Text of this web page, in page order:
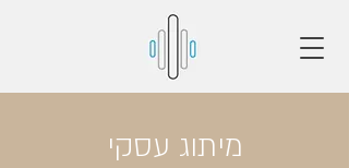
מיתוג עסקי